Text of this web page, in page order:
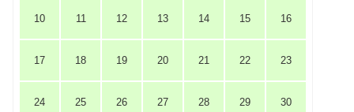
10 11 12 13 14 15 16
17 18 19 20 21 22 23
24 25 26 27 28 29 30